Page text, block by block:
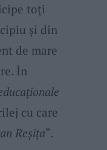
toți
și din
de mare
În
cu care
Reșița“.